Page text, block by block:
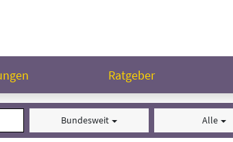
Ratgeber
Bundesweit Alle